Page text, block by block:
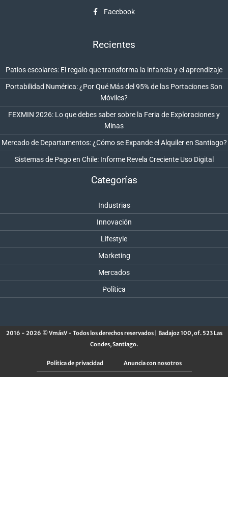
Facebook
Recientes
Patios escolares: El regalo que transforma la infancia y el aprendizaje
Portabilidad Numérica: ¿Por Qué Más del 95% de las Portaciones Son
Móviles?
FEXMIN 2026: Lo que debes saber sobre la Feria de Exploraciones y
Minas
Mercado de Departamentos: ¿Cómo se Expande el Alquiler en Santiago?
Sistemas de Pago en Chile: Informe Revela Creciente Uso Digital
Categorías
Industrias
Innovación
Lifestyle
Marketing
Mercados
Política
2016 - 2026 © VmásV - Todos los derechos reservados | Badajoz 100, of. 523 Las
Condes, Santiago.
Política de privacidad Anuncia con nosotros